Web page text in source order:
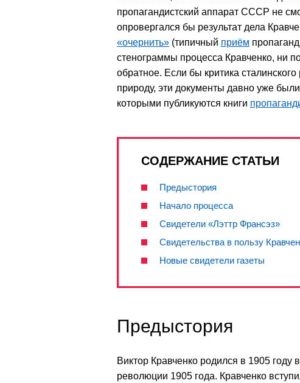
пропагандистский аппарат СССР не
опровергался бы результат дела
«очернить» (типичный приём
стенограммы процесса Кравченко, ни
обратное. Если бы критика
природу, эти документы давно уже
которыми публикуются книги
СОДЕРЖАНИЕ СТАТЬИ
Предыстория
Начало процесса
Свидетели «Лэттр Франсэз»
Свидетельства в пользу
Новые свидетели газеты
Предыстория
Виктор Кравченко родился в 1905
революции 1905 года. Кравченко